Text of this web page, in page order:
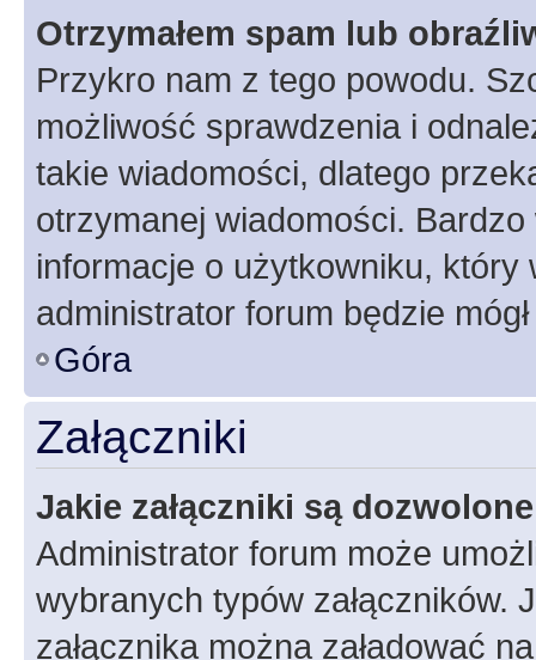
Otrzymałem spam lub
Przykro nam z tego powodu.
możliwość sprawdzenia i
takie wiadomości, dlatego
otrzymanej wiadomości.
informacje o użytkowniku, który
administrator forum będzie
Góra
Załączniki
Jakie załączniki są
Administrator forum może
wybranych typów załączników.
załącznika można załadować